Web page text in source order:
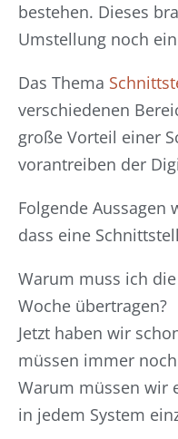
bestehen. Dieses
Umstellung noch
Das Thema
verschiedenen
große Vorteil einer
vorantreiben der
Folgende Aussagen
dass eine
Warum muss ich
Woche übertragen?
Jetzt haben wir
müssen immer
Warum müssen wir
in jedem System